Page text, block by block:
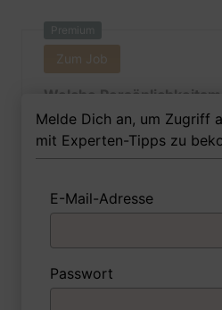
Premium
Zum Job
Welche
als Konservatorin Ihrer
besitzen, um in dem Job
sein?
1 FoxTipp Antwort
Melde Dich an, um Zugriff
mit Experten-Tipps zu
E-Mail-Adresse
Passwort